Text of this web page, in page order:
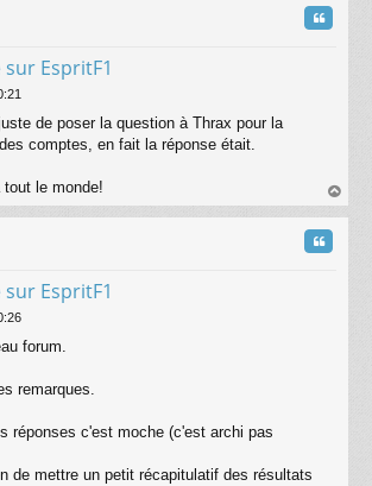
sur EspritF1
Citation
de poser la question à Thrax pour la
comptes, en fait la réponse était.
tout le monde!
au
sur EspritF1
Citation
forum.
remarques.
réponses c'est moche (c'est archi pas
de mettre un petit récapitulatif des résultats